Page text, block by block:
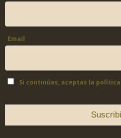
Email
Si continúas, aceptas la